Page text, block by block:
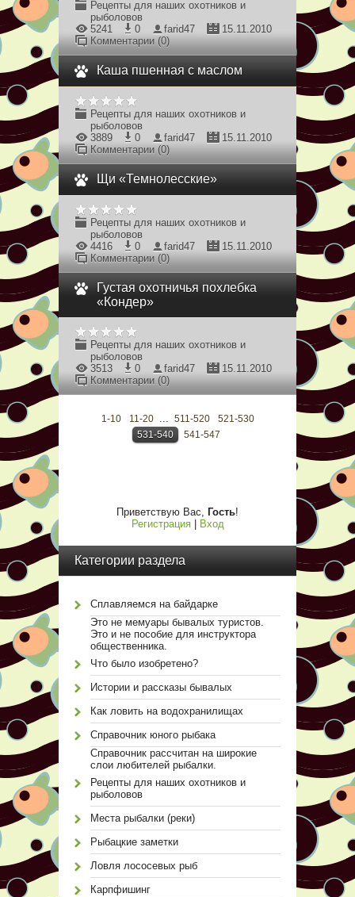
Рецепты для наших охотников и
рыболовов
5241
0 farid47
15.11.2010
Комментарии (0)
Каша пшенная с маслом
Рецепты для наших охотников и
рыболовов
3889
0 farid47
15.11.2010
Комментарии (0)
Щи «Темнолесские»
Рецепты для наших охотников и
рыболовов
4416
0 farid47
15.11.2010
Комментарии (0)
Густая охотничья похлебка
«Кондер»
Рецепты для наших охотников и
рыболовов
3513
0 farid47
15.11.2010
Комментарии (0)
1-10 11-20 ... 511-520
521-530
531-540
541-547
Приветствую Вас, Гость!
Регистрация| Вход
Категории раздела
Сплавляемся на байдарке
Это не мемуары бывалых туристов.
Это и не пособие для инструктора
общественника.
Что было изобретено?
Истории и рассказы бывалых
Как ловить на водохранилищах
Справочник юного рыбака
Справочник рассчитан на широкие
слои любителей рыбалки.
Рецепты для наших охотников и
рыболовов
Места рыбалки (реки)
Рыбацкие заметки
Ловля лососевых рыб
Карпфишинг